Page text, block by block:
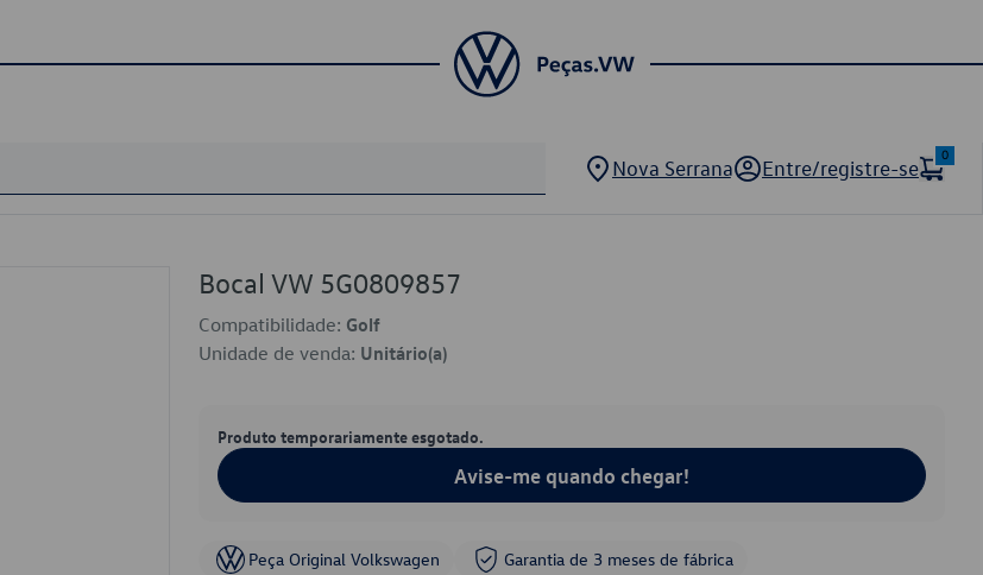
Nova Serrana Entre/registre-se
0
Bocal VW 5G0809857
Compatibilidade: Golf
Unidade de venda: Unitário(a)
Produto temporariamente esgotado.
Avise-me quando chegar!
Peça Original Volkswagen Garantia de 3 meses de fábrica